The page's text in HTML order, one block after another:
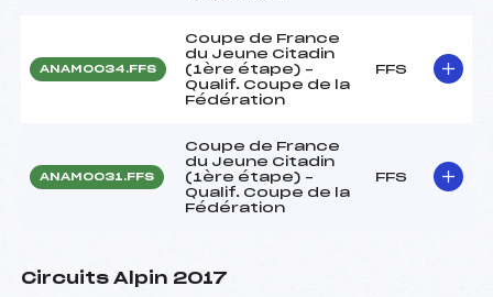
ANAM0034.FFS
Coupe de France
du Jeune Citadin
(1ère étape) –
Qualif. Coupe de la
Fédération
FFS
ANAM0031.FFS
Coupe de France
du Jeune Citadin
(1ère étape) –
Qualif. Coupe de la
Fédération
FFS
Circuits Alpin 2017